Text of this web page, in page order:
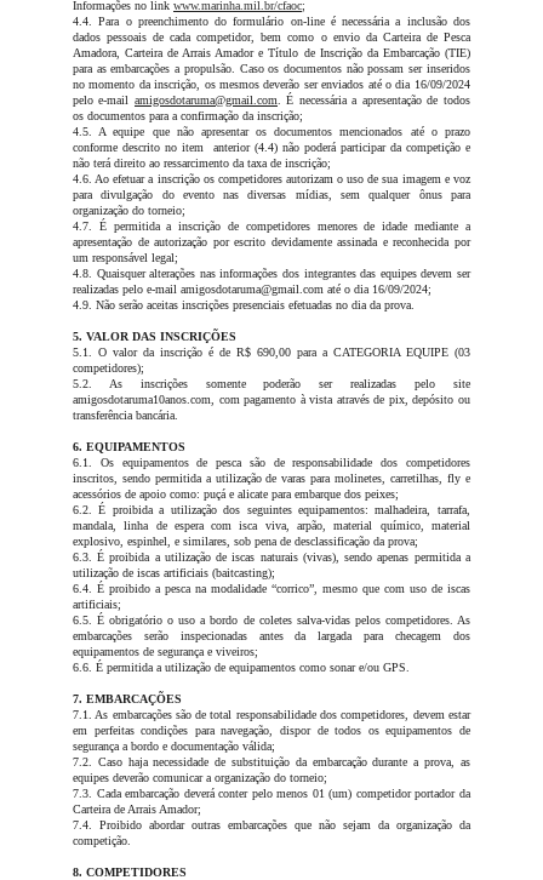
Informações no link www.marinha.mil.br/cfaoc;
4.4. Para o preenchimento do formulário on-line é necessária a inclusão dos
dados pessoais de cada competidor, bem como o envio da Carteira de Pesca
Amadora, Carteira de Arrais Amador e Título de Inscrição da Embarcação (TIE)
para as embarcações a propulsão. Caso os documentos não possam ser inseridos
no momento da inscrição, os mesmos deverão ser enviados até o dia 16/09/2024
pelo e-mail amigosdotaruma@gmail.com . É necessária a apresentação de todos
os documentos para a confirmação da inscrição;
4.5. A equipe que não apresentar os documentos mencionados até o prazo
conforme descrito no item anterior (4.4) não poderá participar da competição e
não terá direito ao ressarcimento da taxa de inscrição;
4.6. Ao efetuar a inscrição os competidores autorizam o uso de sua imagem e voz
para divulgação do evento nas diversas mídias, sem qualquer ônus para
organização do torneio;
4.7. É permitida a inscrição de competidores menores de idade mediante a
apresentação de autorização por escrito devidamente assinada e reconhecida por
um responsável legal;
4.8. Quaisquer alterações nas informações dos integrantes das equipes devem ser
realizadas pelo e-mail amigosdotaruma@gmail.com até o dia 16/09/2024;
4.9. Não serão aceitas inscrições presenciais efetuadas no dia da prova.
5. VALOR DAS INSCRIÇÕES
5.1. O valor da inscrição é de R$ 690,00 para a CATEGORIA EQUIPE (03
competidores);
5.2. As inscrições somente poderão ser realizadas pelo site
amigosdotaruma10anos.com, com pagamento à vista através de pix, depósito ou
transferência bancária.
6. EQUIPAMENTOS
6.1. Os equipamentos de pesca são de responsabilidade dos competidores
inscritos, sendo permitida a utilização de varas para molinetes, carretilhas, fly e
acessórios de apoio como: puçá e alicate para embarque dos peixes;
6.2. É proibida a utilização dos seguintes equipamentos: malhadeira, tarrafa,
mandala, linha de espera com isca viva, arpão, material químico, material
explosivo, espinhel, e similares, sob pena de desclassificação da prova;
6.3. É proibida a utilização de iscas naturais (vivas), sendo apenas permitida a
utilização de iscas artificiais (baitcasting);
6.4. É proibido a pesca na modalidade “corrico”, mesmo que com uso de iscas
artificiais;
6.5. É obrigatório o uso a bordo de coletes salva-vidas pelos competidores. As
embarcações serão inspecionadas antes da largada para checagem dos
equipamentos de segurança e viveiros;
6.6. É permitida a utilização de equipamentos como sonar e/ou GPS.
7. EMBARCAÇÕES
7.1. As embarcações são de total responsabilidade dos competidores, devem estar
em perfeitas condições para navegação, dispor de todos os equipamentos de
segurança a bordo e documentação válida;
7.2. Caso haja necessidade de substituição da embarcação durante a prova, as
equipes deverão comunicar a organização do torneio;
7.3. Cada embarcação deverá conter pelo menos 01 (um) competidor portador da
Carteira de Arrais Amador;
7.4. Proibido abordar outras embarcações que não sejam da organização da
competição.
8. COMPETIDORES